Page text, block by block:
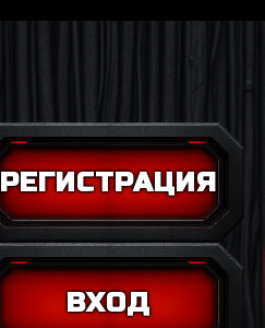
РЕГИСТРАЦИЯ
ВХОД